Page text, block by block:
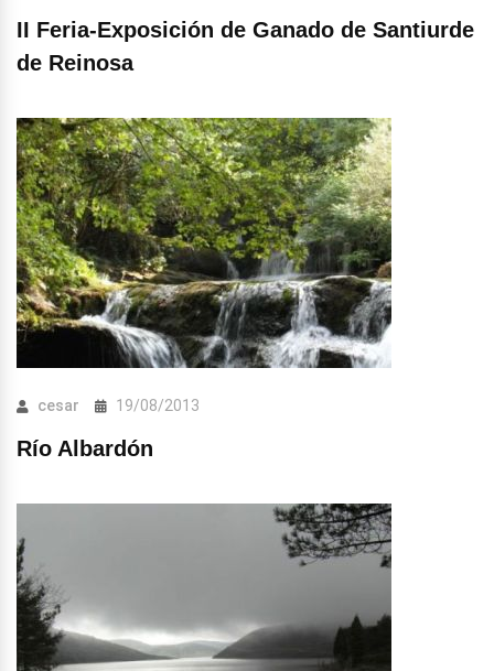
II Feria-Exposición de Ganado de Santiurde
de Reinosa
cesar 19/08/2013
Río Albardón